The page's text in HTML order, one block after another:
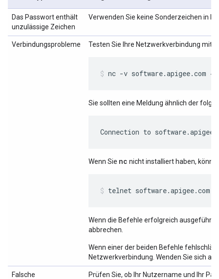
Das Passwort enthält
unzulässige Zeichen
Verwenden Sie keine Sonderzeichen in
Verbindungsprobleme Testen Sie Ihre Netzwerkverbindung mit
nc -v software.apigee.com
Sie sollten eine Meldung ähnlich der
Connection to
Wenn Sie nc nicht installiert haben,
telnet software.apigee.com
Wenn die Befehle erfolgreich ausgeführt
abbrechen.
Wenn einer der beiden Befehle
Netzwerkverbindung. Wenden Sie sich
Falsche
Prüfen Sie, ob Ihr Nutzername und Ihr